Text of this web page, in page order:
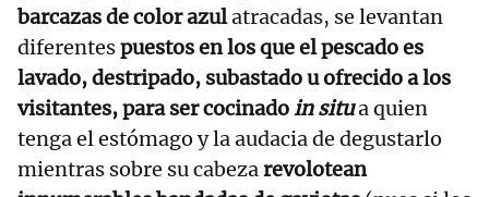
barcazas de color azulatracadas, se levantan
diferentespuestos en los que el pescado es
lavado, destripado, subastado u ofrecido a los
visitantes, para ser cocinadoin situa quien
tenga el estómago y la audacia de degustarlo
mientras sobre su cabezarevolotean